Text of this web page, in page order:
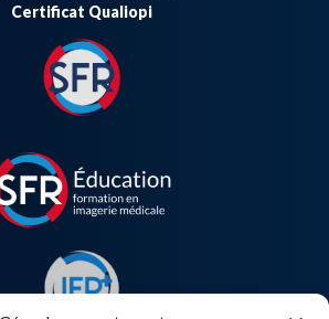
Certificat Qualiopi